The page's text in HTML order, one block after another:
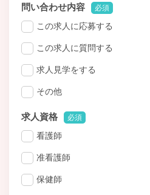
問い合わせ内容 必須
この求人に応募する
この求人に質問する
求人見学をする
その他
求人資格 必須
看護師
准看護師
保健師